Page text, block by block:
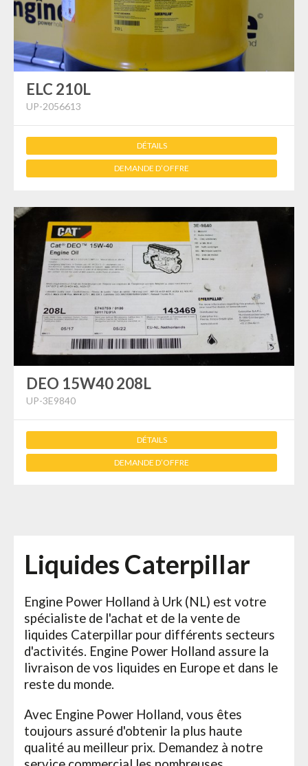
ELC 210L
UP-2056613
DÉTAILS
DEMANDE D’OFFRE
DEO 15W40 208L
UP-3E9840
DÉTAILS
DEMANDE D’OFFRE
Liquides Caterpillar
Engine Power Holland à Urk (NL) est votre
spécialiste de l'achat et de la vente de
liquides Caterpillar pour différents secteurs
d'activités. Engine Power Holland assure la
livraison de vos liquides en Europe et dans le
reste du monde.
Avec Engine Power Holland, vous êtes
toujours assuré d'obtenir la plus haute
qualité au meilleur prix. Demandez à notre